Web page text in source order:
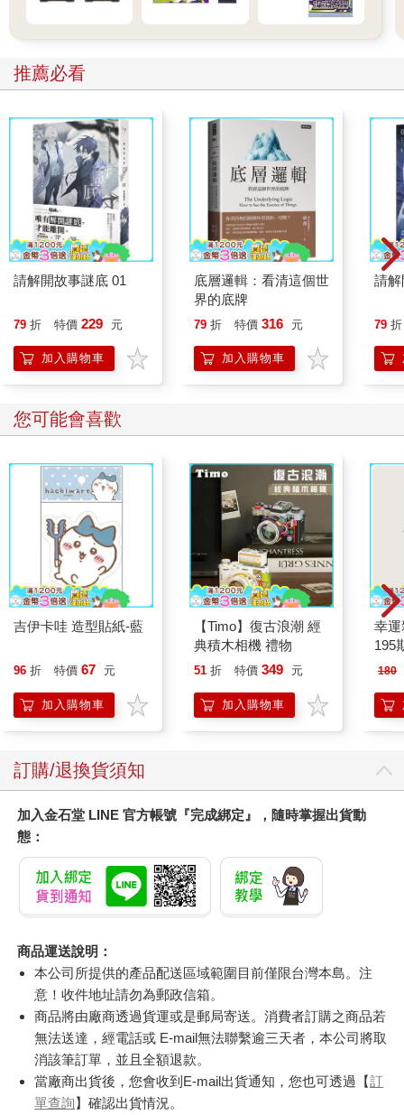
推薦必看
請解開故事謎底 01
79 折 特價 229 元
加入購物車
底層邏輯：看清這個世
界的底牌
79 折 特價 316 元
加入購物車
請解
79 折
您可能會喜歡
吉伊卡哇 造型貼紙-藍
96 折 特價 67 元
加入購物車
【Timo】復古浪潮 經
典積木相機 禮物
51 折 特價 349 元
加入購物車
幸運
195
180
訂購/退換貨須知
加入金石堂 LINE 官方帳號『完成綁定』，隨時掌握出貨動
態：
商品運送說明：
本公司所提供的產品配送區域範圍目前僅限台灣本島。注
意！收件地址請勿為郵政信箱。
商品將由廠商透過貨運或是郵局寄送。消費者訂購之商品若
無法送達，經電話或 E-mail無法聯繫逾三天者，本公司將取
消該筆訂單，並且全額退款。
當廠商出貨後，您會收到E-mail出貨通知，您也可透過【訂
單查詢】確認出貨情況。